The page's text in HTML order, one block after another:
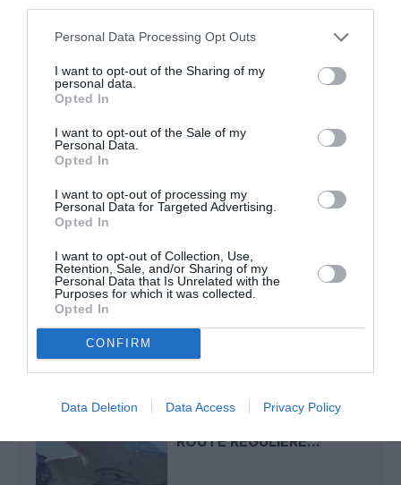
Personal Data Processing Opt Outs
I want to opt-out of the Sharing of my
personal data.
Opted In
I want to opt-out of the Sale of my
Personal Data.
Opted In
I want to opt-out of processing my
Personal Data for Targeted Advertising.
Opted In
I want to opt-out of Collection, Use,
Retention, Sale, and/or Sharing of my
Personal Data that Is Unrelated with the
Purposes for which it was collected.
Opted In
CONFIRM
Data Deletion Data Access Privacy Policy
SERGE13a commenté l'article :
aérien vers l’Amérique latine
SERGE13a commenté l'article :
A380 de Lufthansa : les « vrais » sièges hublot en
air mauritius Delhi ile maurice Inde
RIYAD–BOMBAY : RIYADH
ROUTE RÉGULIÈRE...